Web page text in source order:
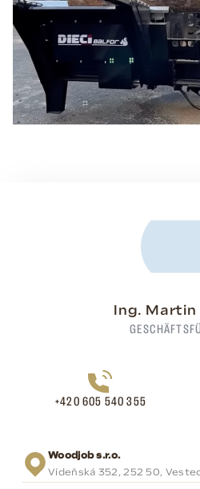
Ing. Martin
+420 605 540 355
Woodjob s.r.o.
Vídeňská 352, 252 50,